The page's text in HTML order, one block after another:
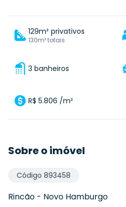
129m² privativos
130m² totais
3 banheiros
R$ 5.806 /m²
Sobre o imóvel
Código 893458
Rincão - Novo Hamburgo